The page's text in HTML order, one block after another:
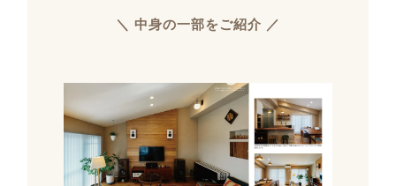
＼ 中身の一部をご紹介 ／